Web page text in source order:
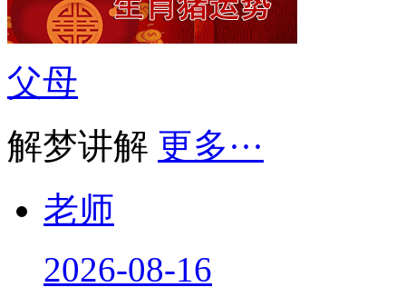
父母
解梦讲解 更多···
老师
2026-08-16